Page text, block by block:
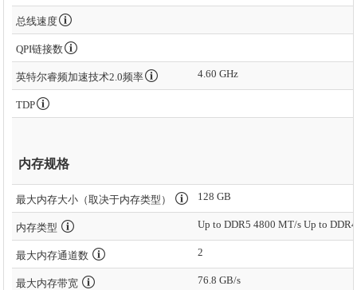
总线速度
QPI链接数
英特尔睿频加速技术2.0频率 4.60 GHz
TDP
内存规格
最大内存大小（取决于内存类型） 128 GB
内存类型 Up to DDR5 4800 MT/s Up to
最大内存通道数 2
最大内存带宽 76.8 GB/s